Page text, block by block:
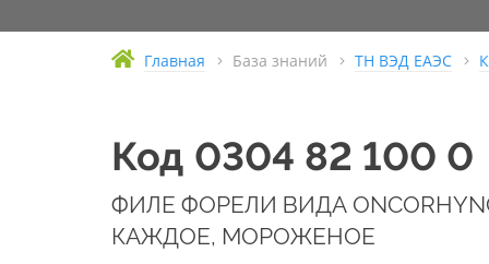
Главная База знаний ТН ВЭД ЕАЭС
Код 0304 82 100 0
ФИЛЕ ФОРЕЛИ ВИДА
КАЖДОЕ, МОРОЖЕНОЕ